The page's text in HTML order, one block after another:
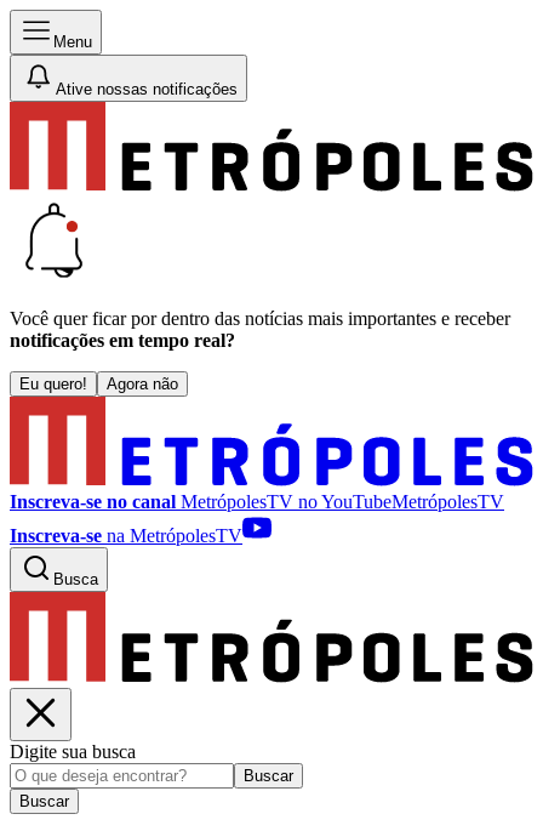
Menu
Ative nossas notificações
Você quer ficar por dentro das notícias mais importantes e receber
notificações em tempo real?
Eu quero! Agora não
Inscreva-se no canal MetrópolesTV noYouTubeMetrópolesTV
Inscreva-se na MetrópolesTV
Busca
Digite sua busca
Buscar
Buscar